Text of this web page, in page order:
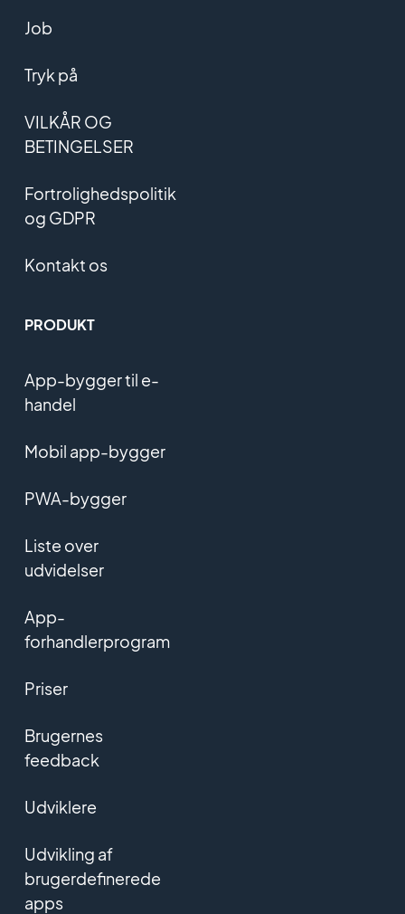
Job
Tryk på
VILKÅR OG
BETINGELSER
Fortrolighedspolitik
og GDPR
Kontakt os
PRODUKT
App-bygger til e-
handel
Mobil app-bygger
PWA-bygger
Liste over
udvidelser
App-
forhandlerprogram
Priser
Brugernes
feedback
Udviklere
Udvikling af
brugerdefinerede
apps